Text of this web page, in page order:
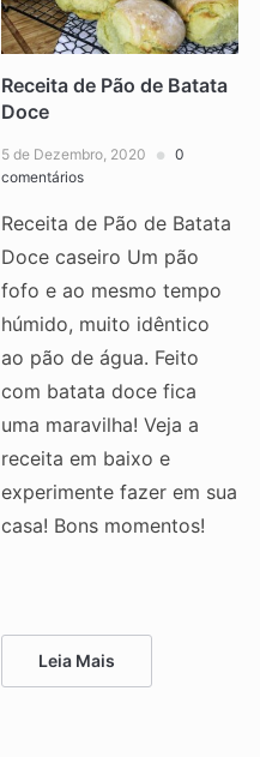
Receita de Pão de Batata
Doce
5 de Dezembro, 2020
0
comentários
Receita de Pão de Batata
Doce caseiro Um pão
fofo e ao mesmo tempo
húmido, muito idêntico
ao pão de água. Feito
com batata doce fica
uma maravilha! Veja a
receita em baixo e
experimente fazer em sua
casa! Bons momentos!
Leia Mais